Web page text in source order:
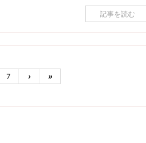
記事を読む
7 › »